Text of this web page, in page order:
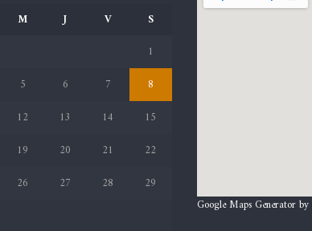
M J V
S
1
5 6 7
8
12 13 14
15
19 20 21
22
26 27 28
29
Google Maps Generator by